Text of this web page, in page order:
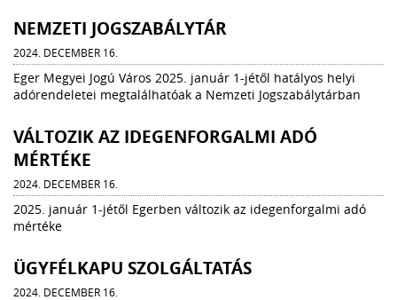
NEMZETI JOGSZABÁLYTÁR
2024. DECEMBER 16.
Eger Megyei Jogú Város 2025. január 1-jétől hatályos helyi
adórendeletei megtalálhatóak a Nemzeti Jogszabálytárban
VÁLTOZIK AZ IDEGENFORGALMI ADÓ
MÉRTÉKE
2024. DECEMBER 16.
2025. január 1-jétől Egerben változik az idegenforgalmi adó
mértéke
ÜGYFÉLKAPU SZOLGÁLTATÁS
2024. DECEMBER 16.